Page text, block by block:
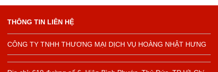
THÔNG TIN LIÊN HỆ
CÔNG TY TNHH THƯƠNG MẠI DỊCH VỤ HOÀNG NHẬT HƯNG